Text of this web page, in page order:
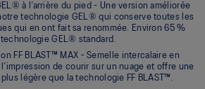
à l’arrière du pied - Une version améliorée
technologie GEL® qui conserve toutes les
qui en ont fait sa renommée. Environ 65 %
GEL® standard.
FF BLAST™ MAX - Semelle intercalaire en
de courir sur un nuage et offre une
légère que la technologie FF BLAST™.